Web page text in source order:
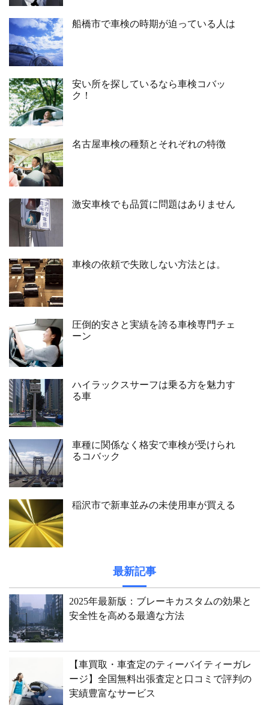
船橋市で車検の時期が迫っている人は
安い所を探しているなら車検コバッ
ク！
名古屋車検の種類とそれぞれの特徴
激安車検でも品質に問題はありません
車検の依頼で失敗しない方法とは。
圧倒的安さと実績を誇る車検専門チェ
ーン
ハイラックスサーフは乗る方を魅力す
る車
車種に関係なく格安で車検が受けられ
るコバック
稲沢市で新車並みの未使用車が買える
最新記事
2025年最新版：ブレーキカスタムの効果と
安全性を高める最適な方法
【車買取・車査定のティーバイティーガレ
ージ】全国無料出張査定と口コミで評判の
実績豊富なサービス